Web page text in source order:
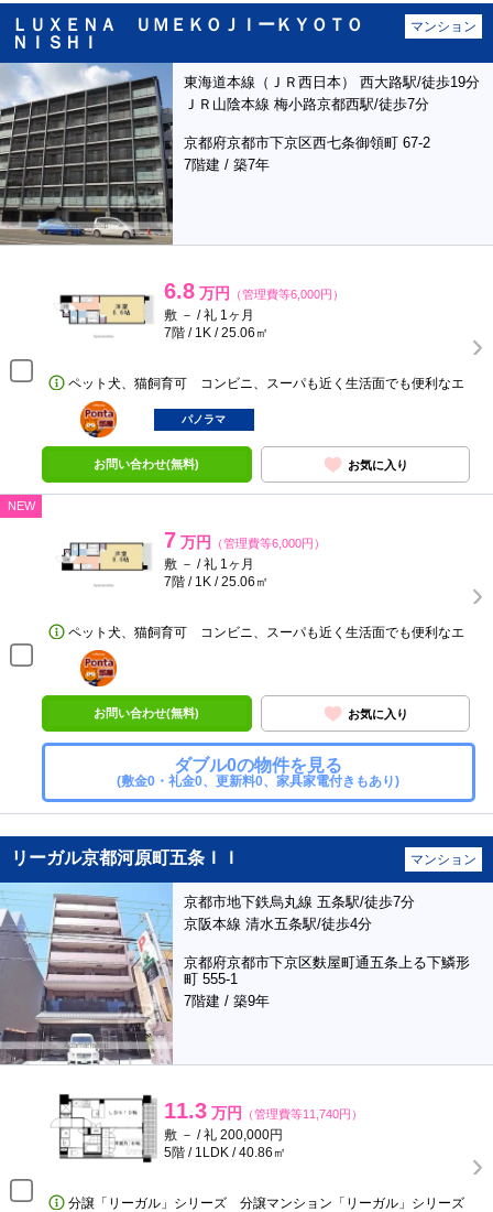
ＬＵＸＥＮＡ ＵＭＥＫＯＪＩーＫＹＯＴＯ
ＮＩＳＨＩ
マンション
東海道本線（ＪＲ西日本） 西大路駅/徒歩19分
ＪＲ山陰本線 梅小路京都西駅/徒歩7分
京都府京都市下京区西七条御領町 67-2
7階建 / 築7年
6.8 万円 （管理費等6,000円）
敷 － / 礼 1ヶ月
7階 / 1K / 25.06㎡
ペット犬、猫飼育可 コンビニ、スーパも近く生活面でも便利なエ
ポンタ
部屋
パノラマ
お問い合わせ(無料) お気に入り
NEW
7 万円 （管理費等6,000円）
敷 － / 礼 1ヶ月
7階 / 1K / 25.06㎡
ペット犬、猫飼育可 コンビニ、スーパも近く生活面でも便利なエ
ポンタ
部屋
お問い合わせ(無料) お気に入り
ダブル0の物件を見る
(敷金0・礼金0、更新料0、家具家電付きもあり)
リーガル京都河原町五条ＩＩ マンション
京都市地下鉄烏丸線 五条駅/徒歩7分
京阪本線 清水五条駅/徒歩4分
京都府京都市下京区麩屋町通五条上る下鱗形
町 555-1
7階建 / 築9年
11.3 万円 （管理費等11,740円）
敷 － / 礼 200,000円
5階 / 1LDK / 40.86㎡
分譲「リーガル」シリーズ 分譲マンション「リーガル」シリーズ